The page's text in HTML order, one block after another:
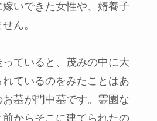
いできた女性や、婿養子
ん。
ていると、茂みの中に大
ているのをみたことはあ
お墓が門中墓です。霊園な
前からそこに建てられたの